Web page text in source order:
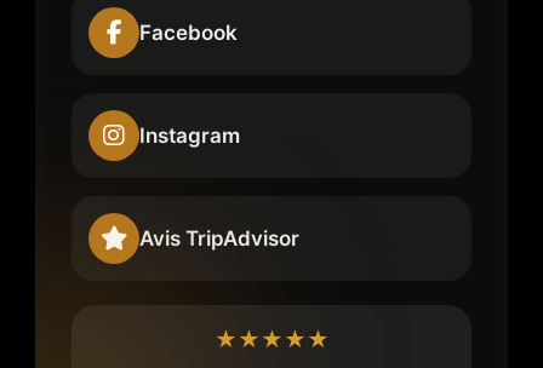
Facebook
Instagram
Avis TripAdvisor
★★★★★